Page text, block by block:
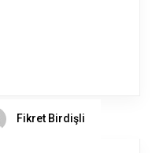
Fikret Birdişli